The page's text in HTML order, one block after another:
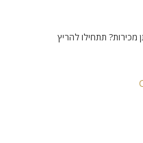
מכירות? תתחילו להריץ